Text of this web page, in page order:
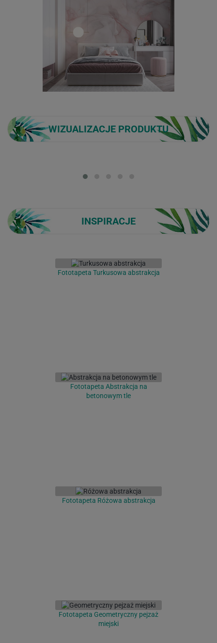
WIZUALIZACJE PRODUKTU
INSPIRACJE
Fototapeta Turkusowa abstrakcja
Fototapeta Abstrakcja na
betonowym tle
Fototapeta Różowa abstrakcja
Fototapeta Geometryczny pejzaż
miejski